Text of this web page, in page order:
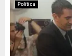
Política